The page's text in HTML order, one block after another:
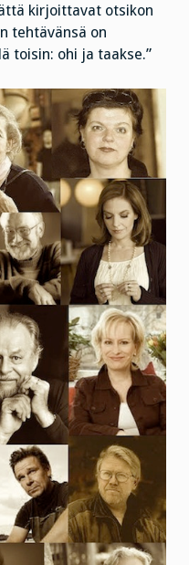
kirjoittavat otsikon
tehtävänsä on
toisin: ohi ja taakse.”